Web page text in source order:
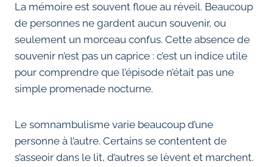
La mémoire est souvent floue au réveil. Beaucoup
de personnes ne gardent aucun souvenir, ou
seulement un morceau confus. Cette absence de
souvenir n’est pas un caprice : c’est un indice utile
pour comprendre que l’épisode n’était pas une
simple promenade nocturne.
Le somnambulisme varie beaucoup d’une
personne à l’autre. Certains se contentent de
s’asseoir dans le lit, d’autres se lèvent et marchent.